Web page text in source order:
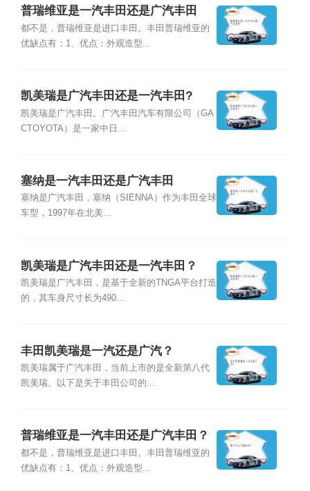
普瑞维亚是一汽丰田还是广汽丰田
都不是，普瑞维亚是进口丰田。丰田普瑞维亚的
优缺点有：1、优点：外观造型...
凯美瑞是广汽丰田还是一汽丰田?
凯美瑞是广汽丰田。广汽丰田汽车有限公司（GA
CTOYOTA）是一家中日...
塞纳是一汽丰田还是广汽丰田
塞纳是广汽丰田，塞纳（SIENNA）作为丰田全球
车型，1997年在北美...
凯美瑞是广汽丰田还是一汽丰田？
凯美瑞是广汽丰田，是基于全新的TNGA平台打造
的，其车身尺寸长为490...
丰田凯美瑞是一汽还是广汽？
凯美瑞属于广汽丰田，当前上市的是全新第八代
凯美瑞。以下是关于丰田公司的...
普瑞维亚是一汽丰田还是广汽丰田？
都不是，普瑞维亚是进口丰田。丰田普瑞维亚的
优缺点有：1、优点：外观造型...